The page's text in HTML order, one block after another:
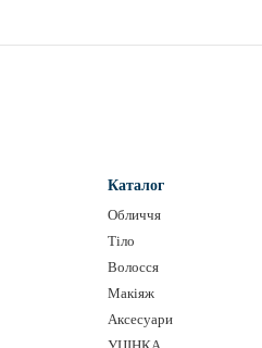
Каталог
Обличчя
Тіло
Волосся
Макіяж
Аксесуари